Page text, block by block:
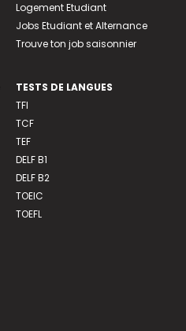
Logement Etudiant
Jobs Etudiant et Alternance
Trouve ton job saisonnier
TESTS DE LANGUES
TFI
TCF
TEF
DELF B1
DELF B2
TOEIC
TOEFL